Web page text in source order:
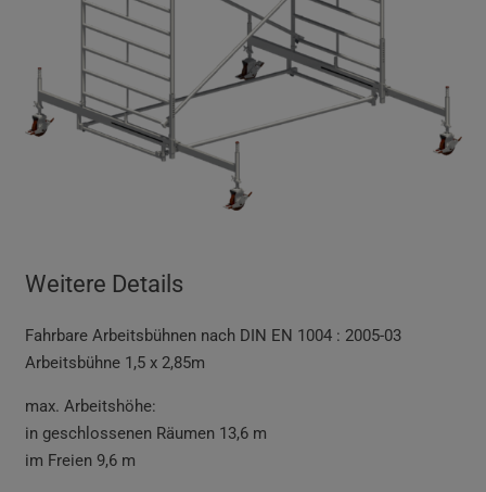
Weitere Details
Fahrbare Arbeitsbühnen nach DIN EN 1004 : 2005-03
Arbeitsbühne 1,5 x 2,85m
max. Arbeitshöhe:
in geschlossenen Räumen 13,6 m
im Freien 9,6 m